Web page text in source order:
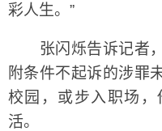
彩人生。”
张闪烁告诉记者，
附条件不起诉的涉罪
校园，或步入职场
活。